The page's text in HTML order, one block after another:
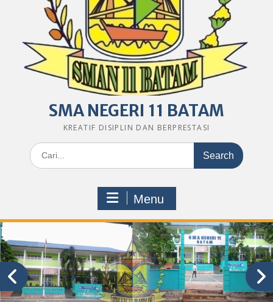
SMA NEGERI 11 BATAM
KREATIF DISIPLIN DAN BERPRESTASI
Search
for:
Menu